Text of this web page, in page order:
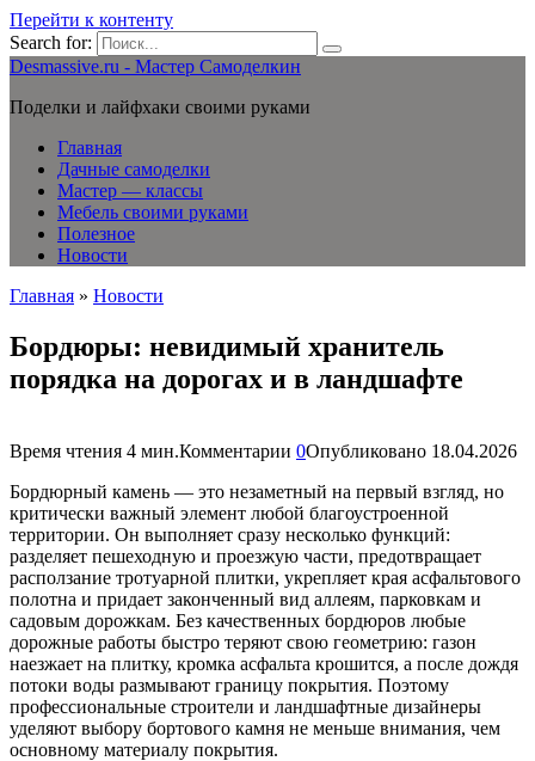
Перейти к контенту
Search for:
Desmassive.ru - Мастер Самоделкин
Поделки и лайфхаки своими руками
Главная
Дачные самоделки
Мастер — классы
Мебель своими руками
Полезное
Новости
Главная » Новости
Бордюры: невидимый хранитель
порядка на дорогах и в ландшафте
Время чтения 4 мин.Комментарии 0Опубликовано 18.04.2026
Бордюрный камень — это незаметный на первый взгляд, но
критически важный элемент любой благоустроенной
территории. Он выполняет сразу несколько функций:
разделяет пешеходную и проезжую части, предотвращает
расползание тротуарной плитки, укрепляет края асфальтового
полотна и придает законченный вид аллеям, парковкам и
садовым дорожкам. Без качественных бордюров любые
дорожные работы быстро теряют свою геометрию: газон
наезжает на плитку, кромка асфальта крошится, а после дождя
потоки воды размывают границу покрытия. Поэтому
профессиональные строители и ландшафтные дизайнеры
уделяют выбору бортового камня не меньше внимания, чем
основному материалу покрытия.